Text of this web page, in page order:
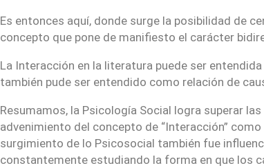
Es entonces aquí, donde surge la posibilidad de
concepto que pone de manifiesto el carácter
La Interacción en la literatura puede ser
también pude ser entendido como relación de
Resumamos, la Psicología Social logra superar
advenimiento del concepto de “Interacción”
surgimiento de lo Psicosocial también fue
constantemente estudiando la forma en que los